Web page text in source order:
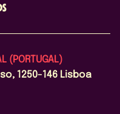
(PORTUGAL)
1250-146 Lisboa